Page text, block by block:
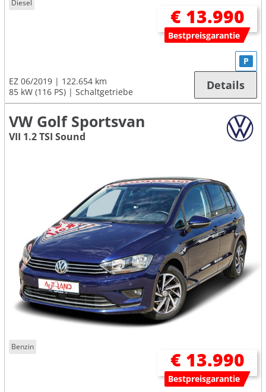
Diesel
€ 13.990
Bestpreisgarantie
EZ 06/2019
122.654 km
85 kW (116 PS)
Schaltgetriebe
P
Details
VW Golf Sportsvan
VII 1.2 TSI Sound
Benzin
€ 13.990
Bestpreisgarantie